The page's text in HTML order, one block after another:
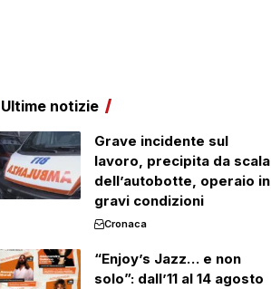
Ultime notizie
Grave incidente sul
lavoro, precipita da scala
dell’autobotte, operaio in
gravi condizioni
Cronaca
“Enjoy’s Jazz… e non
solo”: dall’11 al 14 agosto